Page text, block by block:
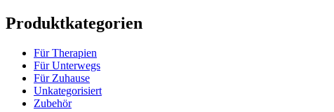
Produktkategorien
Für Therapien
Für Unterwegs
Für Zuhause
Unkategorisiert
Zubehör